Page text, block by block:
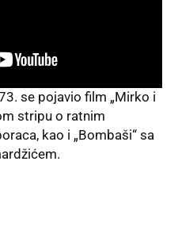
se pojavio film „Mirko i
stripu o ratnim
kao i „Bombaši“ sa